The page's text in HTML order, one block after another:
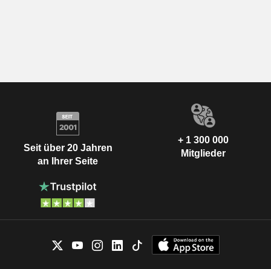
Seit über 20 Jahren
an Ihrer Seite
+ 1 300 000
Mitglieder